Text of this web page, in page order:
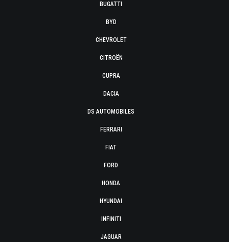
BUGATTI
BYD
CHEVROLET
CITROËN
CUPRA
DACIA
DS AUTOMOBILES
FERRARI
FIAT
FORD
HONDA
HYUNDAI
INFINITI
JAGUAR